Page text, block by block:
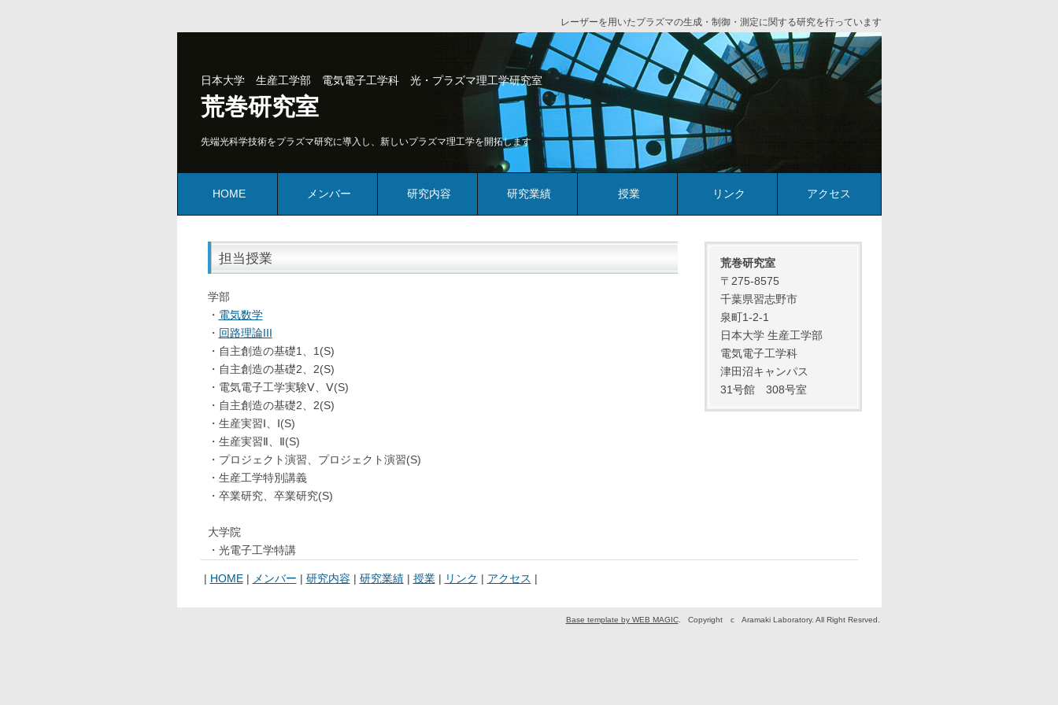
レーザーを用いたプラズマの生成・制御・測定に関する研究を行っています
日本大学 生産工学部 電気電子工学科 光・プラズマ理工学研究室
荒巻研究室
先端光科学技術をプラズマ研究に導入し、新しいプラズマ理工学を開拓します
HOME メンバー 研究内容 研究業績 授業 リンク アクセス
担当授業
学部
・ 電気数学
・ 回路理論III
・自主創造の基礎1、1(S)
・自主創造の基礎2、2(S)
・電気電子工学実験Ⅴ、Ⅴ(S)
・自主創造の基礎2、2(S)
・生産実習Ⅰ、Ⅰ(S)
・生産実習Ⅱ、Ⅱ(S)
・プロジェクト演習、プロジェクト演習(S)
・生産工学特別講義
・卒業研究、卒業研究(S)
大学院
・光電子工学特講
荒巻研究室
〒275-8575
千葉県習志野市
泉町1-2-1
日本大学 生産工学部
電気電子工学科
津田沼キャンパス
31号館 308号室
| HOME| メンバー | 研究内容 | 研究業績| 授業| リンク | アクセス |
Base template by WEB MAGIC. Copyright c Aramaki Laboratory. All Right Resrved.